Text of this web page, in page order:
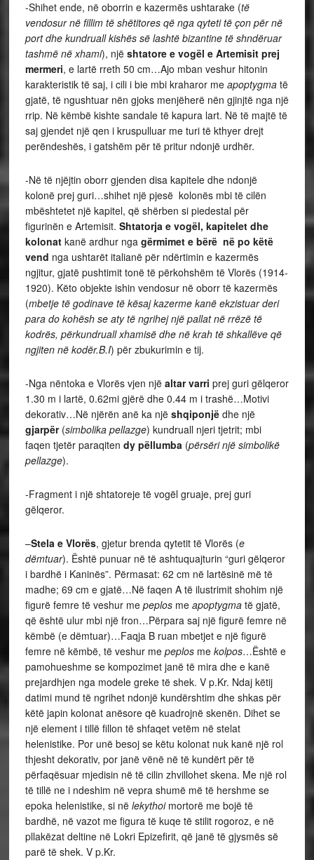
-Shihet ende, në oborrin e kazermës ushtarake (të
vendosur në fillim të shëtitores që nga qyteti të çon për në
port dhe kundruall kishës së lashtë bizantine të shndëruar
tashmë në xhami), një shtatore e vogël e Artemisit prej
mermeri, e lartë rreth 50 cm…Ajo mban veshur hitonin
karakteristik të saj, i cili i bie mbi kraharor me apoptygmatë
gjatë, të ngushtuar nën gjoks menjëherë nën gjinjtë nga një
rrip. Në këmbë kishte sandale të kapura lart. Në të majtë të
saj gjendet një qen i kruspulluar me turi të kthyer drejt
perëndeshës, i gatshëm për të pritur ndonjë urdhër.
-Në të njëjtin oborr gjenden disa kapitele dhe ndonjë
kolonë prej guri…shihet një pjesë kolonës mbi të cilën
mbështetet një kapitel, që shërben si piedestal për
figurinën e Artemisit. Shtatorja e vogël, kapitelet dhe
kolonatkanë ardhur nga gërmimet e bërë në po këtë
vend nga ushtarët italianë për ndërtimin e kazermës
ngjitur, gjatë pushtimit tonë të përkohshëm të Vlorës (1914-
1920). Këto objekte ishin vendosur në oborr të kazermës
(mbetje të godinave të kësaj kazerme kanë ekzistuar deri
para do kohësh se aty të ngrihej një pallat në rrëzë të
kodrës, përkundruall xhamisë dhe në krah të shkallëve që
ngjiten në kodër.B.I) për zbukurimin e tij.
-Nga nëntoka e Vlorës vjen një altar varri prej guri gëlqeror
1.30 m i lartë, 0.62mi gjërë dhe 0.44 m i trashë…Motivi
dekorativ…Në njërën anë ka një shqiponjëdhe një
gjarpër(simbolika pellazge) kundruall njeri tjetrit; mbi
faqen tjetër paraqiten dy pëllumba(përsëri një simbolikë
pellazge).
-Fragment i një shtatoreje të vogël gruaje, prej guri
gëlqeror.
–Stela e Vlorës, gjetur brenda qytetit të Vlorës (e
dëmtuar). Është punuar në të ashtuquajturin “guri gëlqeror
i bardhë i Kaninës”. Përmasat: 62 cm në lartësinë më të
madhe; 69 cm e gjatë…Në faqen A të ilustrimit shohim një
figurë femre të veshur me peplosme apoptygmatë gjatë,
që është ulur mbi një fron…Përpara saj një figurë femre në
këmbë (e dëmtuar)…Faqja B ruan mbetjet e një figurë
femre në këmbë, të veshur me peplosme kolpos…Është e
pamohueshme se kompozimet janë të mira dhe e kanë
prejardhjen nga modele greke të shek. V p.Kr. Ndaj këtij
datimi mund të ngrihet ndonjë kundërshtim dhe shkas për
këtë japin kolonat anësore që kuadrojnë skenën. Dihet se
një element i tillë fillon të shfaqet vetëm në stelat
helenistike. Por unë besoj se këtu kolonat nuk kanë një rol
thjesht dekorativ, por janë vënë në të kundërt për të
përfaqësuar mjedisin në të cilin zhvillohet skena. Me një rol
të tillë ne i ndeshim në vepra shumë më të hershme se
epoka helenistike, si në lekythoimortorë me bojë të
bardhë, në vazot me figura të kuqe të stilit rogoroz, e në
pllakëzat deltine në Lokri Epizefirit, që janë të gjysmës së
parë të shek. V p.Kr.